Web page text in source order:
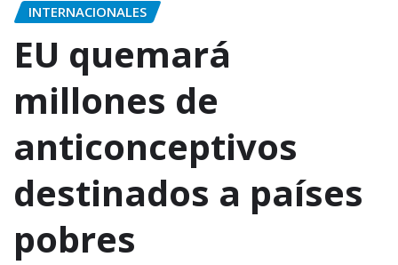
INTERNACIONALES
EU quemará
millones de
anticonceptivos
destinados a países
pobres